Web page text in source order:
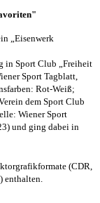
„Eisenwerk
in Sport Club „Freiheit
Sport Tagblatt,
Rot-Weiß;
dem Sport Club
Wiener Sport
und ging dabei in
(CDR,
enthalten.